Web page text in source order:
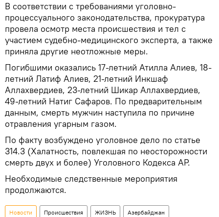
В соответствии с требованиями уголовно-
процессуального законодательства, прокуратура
провела осмотр места происшествия и тел с
участием судебно-медицинского эксперта, а также
приняла другие неотложные меры.
Погибшими оказались 17-летний Атилла Алиев, 18-
летний Латиф Алиев, 21-летний Инкшаф
Аллахвердиев, 23-летний Шикар Аллахвердиев,
49-летний Натиг Сафаров. По предварительным
данным, смерть мужчин наступила по причине
отравления угарным газом.
По факту возбуждено уголовное дело по статье
314.3 (Халатность, повлекшая по неосторожности
смерть двух и более) Уголовного Кодекса АР.
Необходимые следственные мероприятия
продолжаются.
Новости Происшествия ЖИЗНЬ Азербайджан